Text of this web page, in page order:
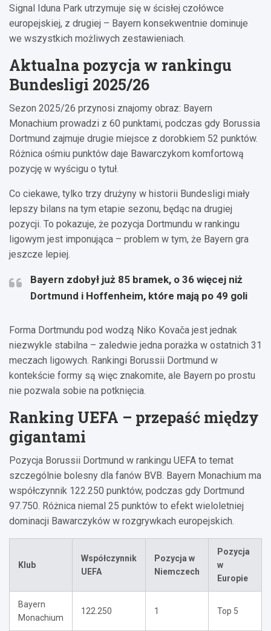
Signal Iduna Park utrzymuje się w ścisłej czołówce
europejskiej, z drugiej – Bayern konsekwentnie dominuje
we wszystkich możliwych zestawieniach.
Aktualna pozycja w rankingu
Bundesligi 2025/26
Sezon 2025/26 przynosi znajomy obraz: Bayern
Monachium prowadzi z 60 punktami, podczas gdy Borussia
Dortmund zajmuje drugie miejsce z dorobkiem 52 punktów.
Różnica ośmiu punktów daje Bawarczykom komfortową
pozycję w wyścigu o tytuł.
Co ciekawe, tylko trzy drużyny w historii Bundesligi miały
lepszy bilans na tym etapie sezonu, będąc na drugiej
pozycji. To pokazuje, że pozycja Dortmundu w rankingu
ligowym jest imponująca – problem w tym, że Bayern gra
jeszcze lepiej.
Bayern zdobył już 85 bramek, o 36 więcej niż
Dortmund i Hoffenheim, które mają po 49 goli
Forma Dortmundu pod wodzą Niko Kovača jest jednak
niezwykle stabilna – zaledwie jedna porażka w ostatnich 31
meczach ligowych. Rankingi Borussii Dortmund w
kontekście formy są więc znakomite, ale Bayern po prostu
nie pozwala sobie na potknięcia.
Ranking UEFA – przepaść między
gigantami
Pozycja Borussii Dortmund w rankingu UEFA to temat
szczególnie bolesny dla fanów BVB. Bayern Monachium ma
współczynnik 122.250 punktów, podczas gdy Dortmund
97.750. Różnica niemal 25 punktów to efekt wieloletniej
dominacji Bawarczyków w rozgrywkach europejskich.
Klub
Współczynnik
UEFA
Pozycja w
Niemczech
Pozycja
w
Europie
Bayern
Monachium
122.250 1 Top 5